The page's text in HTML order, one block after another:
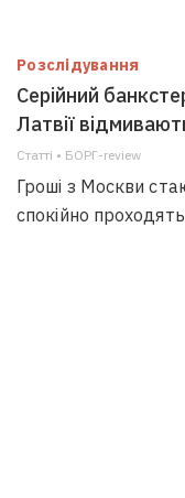
Розслідування
Серійний
Латвії
Статті • БОРГ-review
Гроші з Москви
спокійно